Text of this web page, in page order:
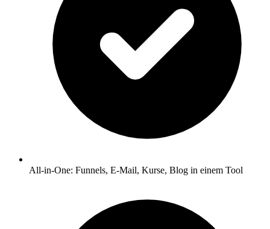
All-in-One: Funnels, E-Mail, Kurse, Blog in einem Tool